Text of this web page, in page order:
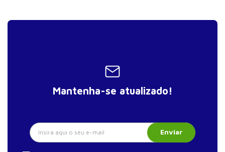
Mantenha-se atualizado!
Enviar